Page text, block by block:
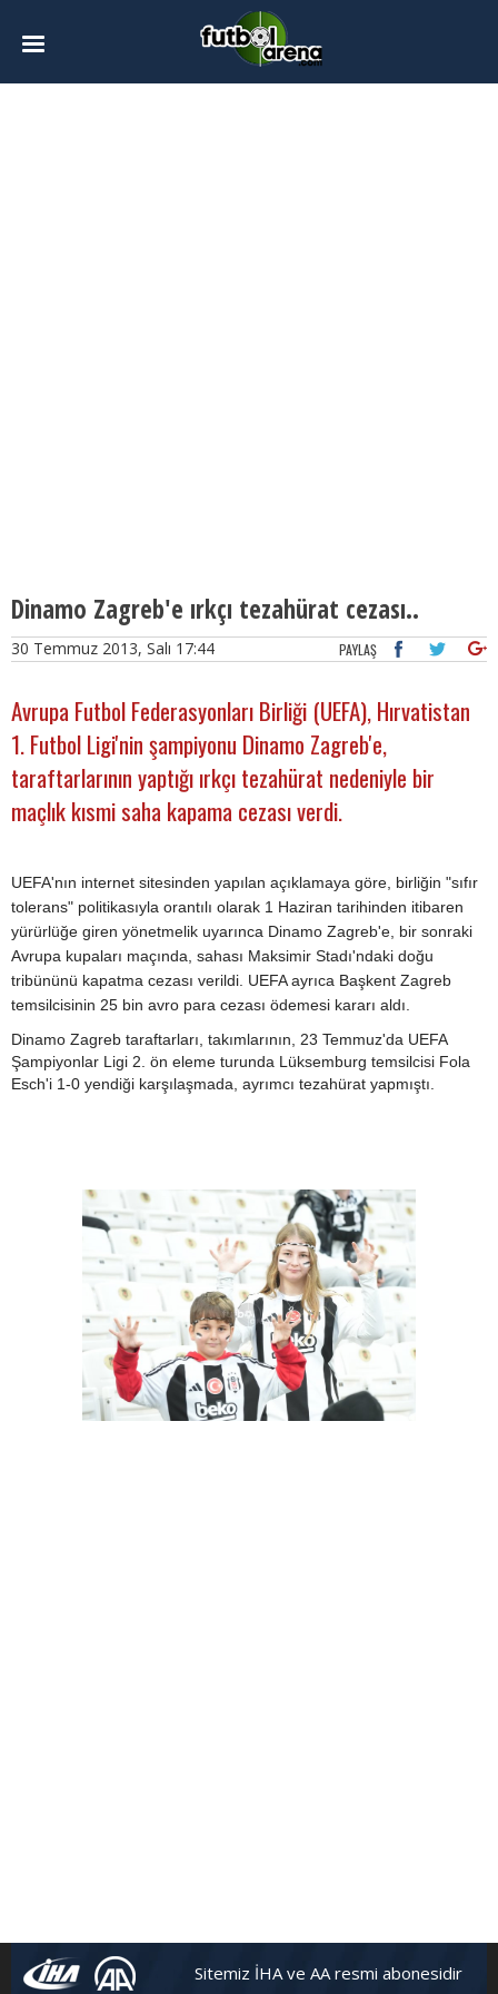
Dinamo Zagreb'e ırkçı tezahürat cezası..
30 Temmuz 2013, Salı 17:44 PAYLAŞ
Avrupa Futbol Federasyonları Birliği (UEFA), Hırvatistan
1. Futbol Ligi'nin şampiyonu Dinamo Zagreb'e,
taraftarlarının yaptığı ırkçı tezahürat nedeniyle bir
maçlık kısmi saha kapama cezası verdi.
UEFA'nın internet sitesinden yapılan açıklamaya göre, birliğin "sıfır
tolerans" politikasıyla orantılı olarak 1 Haziran tarihinden itibaren
yürürlüğe giren yönetmelik uyarınca Dinamo Zagreb'e, bir sonraki
Avrupa kupaları maçında, sahası Maksimir Stadı'ndaki doğu
tribününü kapatma cezası verildi. UEFA ayrıca Başkent Zagreb
temsilcisinin 25 bin avro para cezası ödemesi kararı aldı.
Dinamo Zagreb taraftarları, takımlarının, 23 Temmuz'da UEFA
Şampiyonlar Ligi 2. ön eleme turunda Lüksemburg temsilcisi Fola
Esch'i 1-0 yendiği karşılaşmada, ayrımcı tezahürat yapmıştı.
Sitemiz İHA ve AA resmi abonesidir